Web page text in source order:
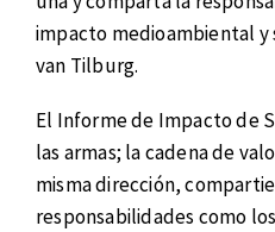
impacto medioambiental y
van Tilburg.
El Informe de Impacto de
las armas; la cadena de
misma dirección,
responsabilidades como